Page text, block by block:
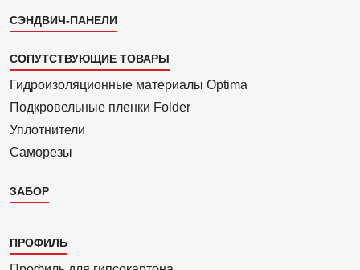
СЭНДВИЧ-ПАНЕЛИ
СОПУТСТВУЮЩИЕ ТОВАРЫ
Гидроизоля­ционные материалы Optima
Подкровель­ные пленки Folder
Уплотнители
Саморезы
ЗАБОР
Каталог
ПРОФИЛЬ